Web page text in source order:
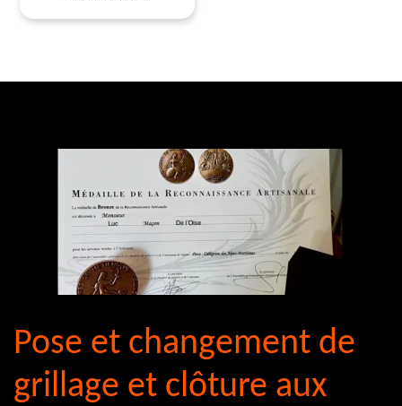
Pose et changement de
grillage et clôture aux